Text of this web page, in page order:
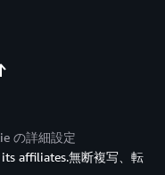
の詳細設定
affiliates.無断複写、転